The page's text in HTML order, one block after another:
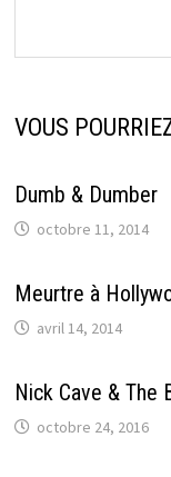
VOUS
Dumb & Dumber
octobre 11, 2014
Meurtre à
avril 14, 2014
Nick Cave & The
octobre 24, 2016